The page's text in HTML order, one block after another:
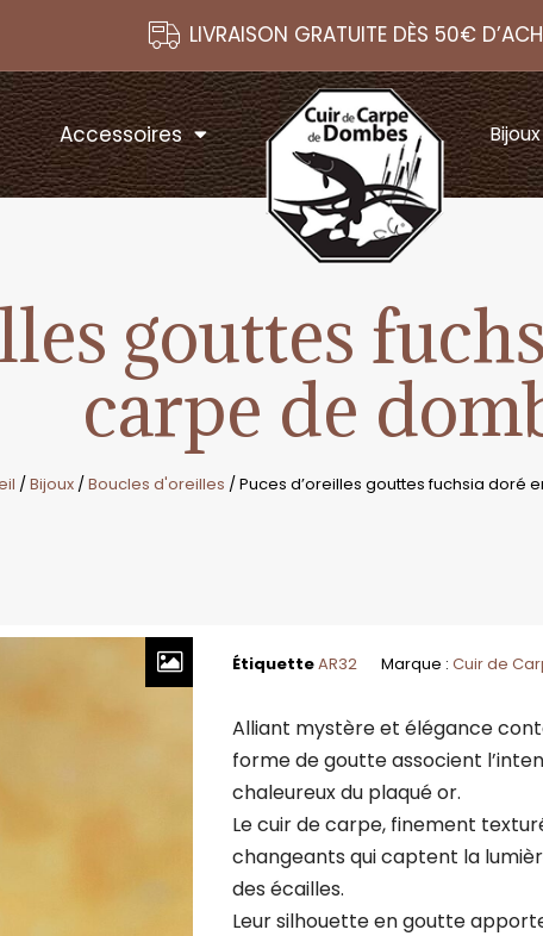
LIVRAISON GRATUITE DÈS 50€
Accessoires Bijoux
gouttes
carpe de
/Bijoux /Boucles d'oreilles / Puces d’oreilles gouttes fuchsia doré
ÉtiquetteAR32 Marque : Cuir de
Alliant mystère et élégance
forme de goutte associent
chaleureux du plaqué or.
Le cuir de carpe, finement
changeants qui captent la
des écailles.
Leur silhouette en goutte